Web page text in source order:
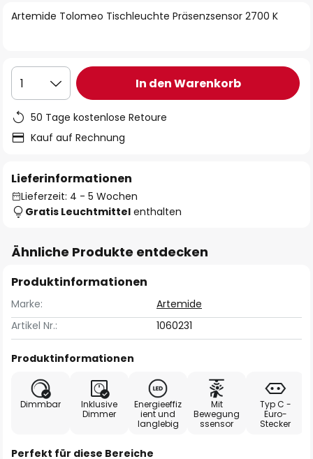
Artemide Tolomeo Tischleuchte Präsenzsensor 2700 K
1 In den Warenkorb
50 Tage kostenlose Retoure
Kauf auf Rechnung
Lieferinformationen
Lieferzeit: 4 - 5 Wochen
Gratis Leuchtmittel enthalten
Ähnliche Produkte entdecken
Produktinformationen
Marke:
Artemide
Artikel Nr.:
1060231
Produktinformationen
Dimmbar
Inklusive
Dimmer
Energieeffiz
ient und
langlebig
Mit
Bewegung
ssensor
Typ C -
Euro-
Stecker
Perfekt für diese Bereiche